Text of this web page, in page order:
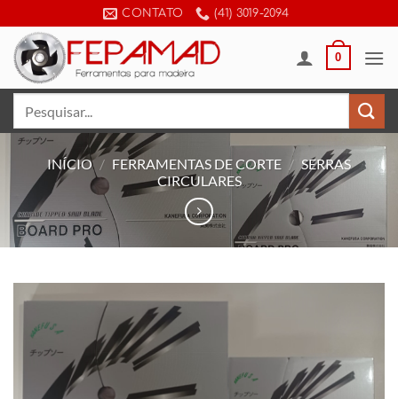
to
content
CONTATO (41) 3019-2094
0
INÍCIO / FERRAMENTAS DE CORTE / SERRAS
CIRCULARES